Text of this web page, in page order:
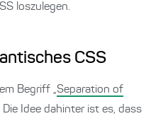
loszulegen.
CSS
Begriff „Separation of
Idee dahinter ist es, dass